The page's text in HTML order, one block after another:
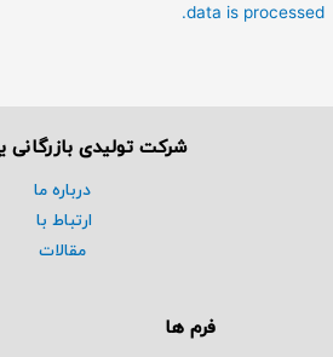
data is processed.
شرکت تولیدی بازرگانی
درباره ما
ارتباط با
مقالات
فرم ها